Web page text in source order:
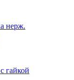
нерж.
гайкой